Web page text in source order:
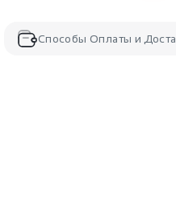
Способы Оплаты и